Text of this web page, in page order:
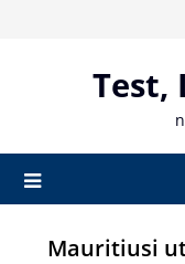
Test,
Mauritiusi